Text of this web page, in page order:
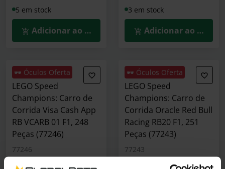
5 em stock
Adicionar ao Carrinho
3 em stock
Adicionar ao
🕶️ Óculos Oferta
LEGO Speed
Champions: Carro de
Corrida Visa Cash App
RB VCARB 01 F1, 248
Peças (77246)
77246
🕶️ Óculos Oferta
LEGO Speed
Champions: Carro de
Corrida Oracle Red Bull
Racing RB20 F1, 251
Peças (77243)
77243
(0)